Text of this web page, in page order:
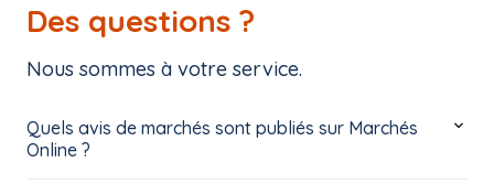
Des questions ?
Nous sommes à votre service.
Quels avis de marchés sont publiés sur Marchés
Online ?